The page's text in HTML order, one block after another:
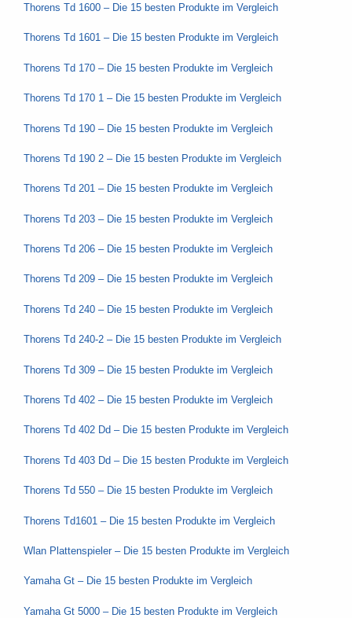
Thorens Td 1600 – Die 15 besten Produkte im Vergleich
Thorens Td 1601 – Die 15 besten Produkte im Vergleich
Thorens Td 170 – Die 15 besten Produkte im Vergleich
Thorens Td 170 1 – Die 15 besten Produkte im Vergleich
Thorens Td 190 – Die 15 besten Produkte im Vergleich
Thorens Td 190 2 – Die 15 besten Produkte im Vergleich
Thorens Td 201 – Die 15 besten Produkte im Vergleich
Thorens Td 203 – Die 15 besten Produkte im Vergleich
Thorens Td 206 – Die 15 besten Produkte im Vergleich
Thorens Td 209 – Die 15 besten Produkte im Vergleich
Thorens Td 240 – Die 15 besten Produkte im Vergleich
Thorens Td 240-2 – Die 15 besten Produkte im Vergleich
Thorens Td 309 – Die 15 besten Produkte im Vergleich
Thorens Td 402 – Die 15 besten Produkte im Vergleich
Thorens Td 402 Dd – Die 15 besten Produkte im Vergleich
Thorens Td 403 Dd – Die 15 besten Produkte im Vergleich
Thorens Td 550 – Die 15 besten Produkte im Vergleich
Thorens Td1601 – Die 15 besten Produkte im Vergleich
Wlan Plattenspieler – Die 15 besten Produkte im Vergleich
Yamaha Gt – Die 15 besten Produkte im Vergleich
Yamaha Gt 5000 – Die 15 besten Produkte im Vergleich